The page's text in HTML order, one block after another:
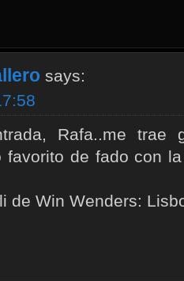
says:
Rafa..me trae
favorito de fado con
de Win Wenders: